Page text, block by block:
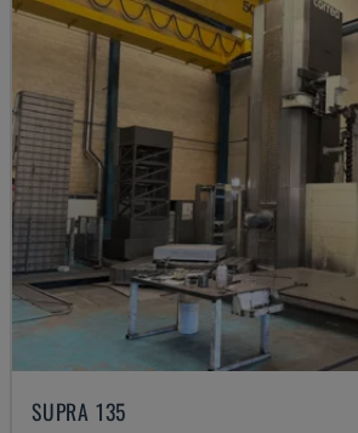
SUPRA 135